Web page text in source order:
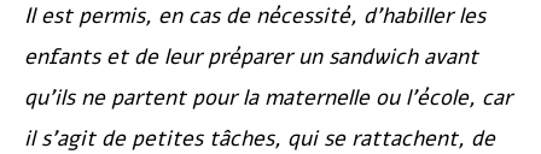
Il est permis, en cas de nécessité, d’habiller les
enfants et de leur préparer un sandwich avant
qu’ils ne partent pour la maternelle ou l’école, car
il s’agit de petites tâches, qui se rattachent, de